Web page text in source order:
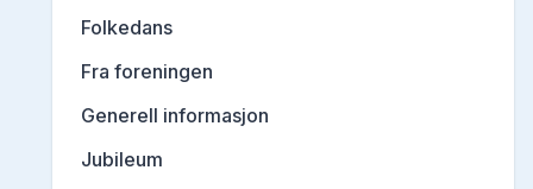
Folkedans
Fra foreningen
Generell informasjon
Jubileum